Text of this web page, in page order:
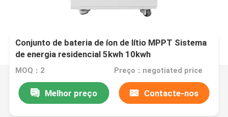
Conjunto de bateria de íon de lítio MPPT Sistema
de energia residencial 5kwh 10kwh
MOQ：2 Preço：negotiated price
Melhor preço Contacte-nos